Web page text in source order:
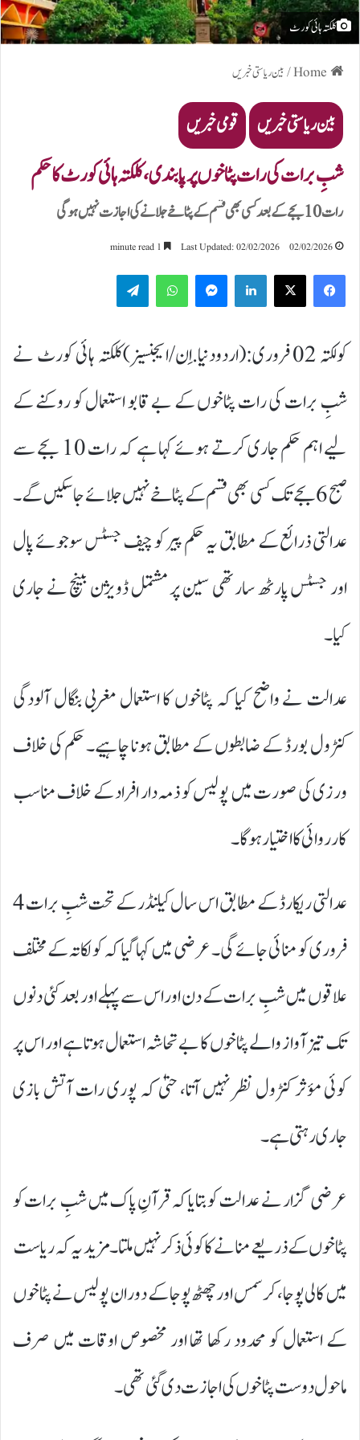
کلکتہ ہائی کورٹ
/بین ریاستی خبریں
بین ریاستی خبریں قومی خبریں
شبِ برات کی رات پٹاخوں پر پابندی، کلکتہ ہائی کورٹ کا حکم
رات 10 بجے کے بعد کسی بھی قسم کے پٹاخے جلانے کی اجازت نہیں ہوگی
02/02/2026
Last Updated: 02/02/2026
LinkedIn
WhatsApp
کولکتہ 02 فروری:(اردودنیا.اِن/ایجنسیز)کلکتہ ہائی کورٹ نے
شبِ برات کی رات پٹاخوں کے بے قابو استعمال کو روکنے کے
لیے اہم حکم جاری کرتے ہوئے کہا ہے کہ رات 10 بجے سے
صبح 6 بجے تک کسی بھی قسم کے پٹاخے نہیں جلائے جا سکیں گے۔
عدالتی ذرائع کے مطابق یہ حکم پیر کو چیف جسٹس سوجوئے پال
اور جسٹس پارٹھ سارتھی سین پر مشتمل ڈویژن بینچ نے جاری
کیا۔
عدالت نے واضح کیا کہ پٹاخوں کا استعمال مغربی بنگال آلودگی
کنٹرول بورڈ کے ضابطوں کے مطابق ہونا چاہیے۔ حکم کی خلاف
ورزی کی صورت میں پولیس کو ذمہ دار افراد کے خلاف مناسب
کارروائی کا اختیار ہوگا۔
عدالتی ریکارڈ کے مطابق اس سال کیلنڈر کے تحت شبِ برات 4
فروری کو منائی جائے گی۔ عرضی میں کہا گیا کہ کولکاتہ کے مختلف
علاقوں میں شبِ برات کے دن اور اس سے پہلے اور بعد کئی دنوں
تک تیز آواز والے پٹاخوں کا بے تحاشہ استعمال ہوتا ہے اور اس پر
کوئی مؤثر کنٹرول نظر نہیں آتا، حتیٰ کہ پوری رات آتش بازی
جاری رہتی ہے۔
عرضی گزار نے عدالت کو بتایا کہ قرآنِ پاک میں شبِ برات کو
پٹاخوں کے ذریعے منانے کا کوئی ذکر نہیں ملتا۔ مزید یہ کہ ریاست
میں کالی پوجا، کرسمس اور چھٹھ پوجا کے دوران پولیس نے پٹاخوں
کے استعمال کو محدود رکھا تھا اور مخصوص اوقات میں صرف
ماحول دوست پٹاخوں کی اجازت دی گئی تھی۔